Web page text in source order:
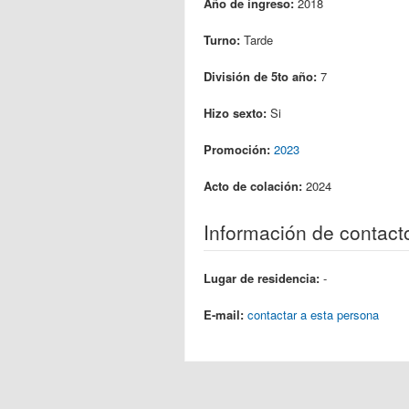
Turno: Tarde
División de 5to año: 7
Hizo sexto: Si
Promoción: 2023
Acto de colación: 2024
Información de
Lugar de residencia: -
E-mail: contactar a esta persona